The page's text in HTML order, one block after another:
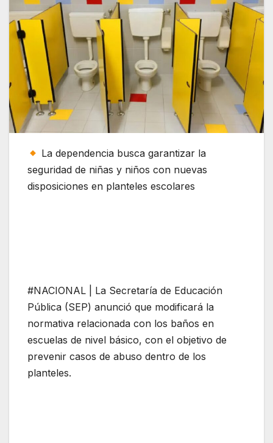
La dependencia busca garantizar la
seguridad de niñas y niños con nuevas
disposiciones en planteles escolares
#NACIONAL | La Secretaría de Educación
Pública (SEP) anunció que modificará la
normativa relacionada con los baños en
escuelas de nivel básico, con el objetivo de
prevenir casos de abuso dentro de los
planteles.